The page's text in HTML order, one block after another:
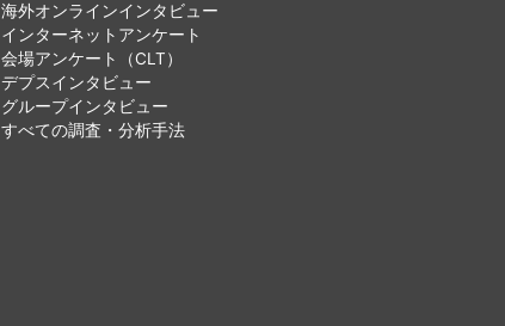
海外オンラインインタビュー
インターネットアンケート
会場アンケート（CLT）
デプスインタビュー
グループインタビュー
すべての調査・分析手法